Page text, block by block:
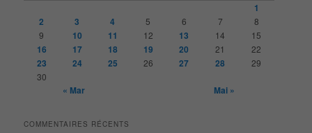
1
2
3 4 5 6 7
8
9
10 11 12 13 14 15
16 17 18 19 20 21 22
23 24 25 26 27 28
29
30
« Mar Mai »
COMMENTAIRES RÉCENTS